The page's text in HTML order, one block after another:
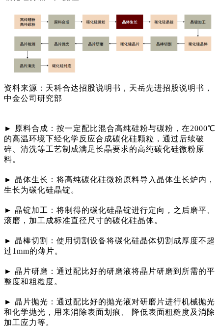
资料来源：天科合达招股说明书，天岳先进招股说明书，
中金公司研究部
► 原料合成：按一定配比混合高纯硅粉与碳粉，在2000℃
的高温环境下经化学反应合成碳化硅颗粒，通过后续破
碎、清洗等工艺制成满足长晶要求的高纯碳化硅微粉原
料。
► 晶体生长：将高纯碳化硅微粉原料导入晶体生长炉内，
生长为碳化硅晶锭。
► 晶锭加工：将制得的碳化硅晶锭进行定向，之后磨平、
滚磨，加工成标准直径尺寸的碳化硅晶体。
► 晶棒切割：使用切割设备将碳化硅晶体切割成厚度不超
过1mm的薄片。
► 晶片研磨：通过配比好的研磨液将晶片研磨到所需的平
整度和粗糙度。
► 晶片抛光：通过配比好的抛光液对研磨片进行机械抛光
和化学抛光，用来消除表面划痕、 降低表面粗糙度及消除
加工应力等。